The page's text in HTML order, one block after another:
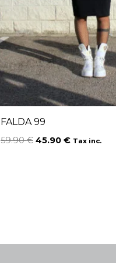
FALDA 99
59.90€ 45.90 € Tax inc.